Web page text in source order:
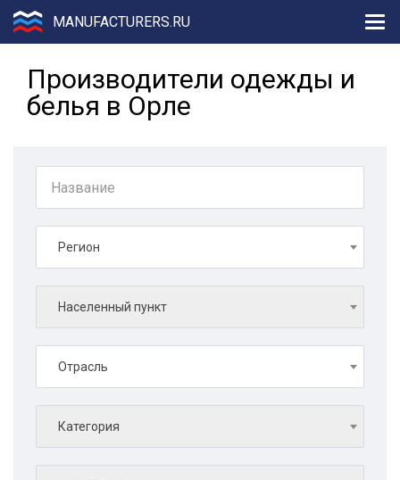
MANUFACTURERS.RU
Производители одежды и
белья в Орле
Регион
Населенный пункт
Отрасль
Категория